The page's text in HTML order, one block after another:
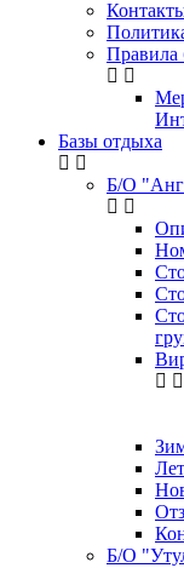
Правила
Базы отдыха
Б/О
Б/О